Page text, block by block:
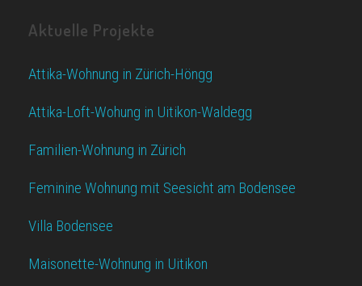
Aktuelle Projekte
Attika-Wohnung in Zürich-Höngg
Attika-Loft-Wohung in Uitikon-Waldegg
Familien-Wohnung in Zürich
Feminine Wohnung mit Seesicht am Bodensee
Villa Bodensee
Maisonette-Wohnung in Uitikon